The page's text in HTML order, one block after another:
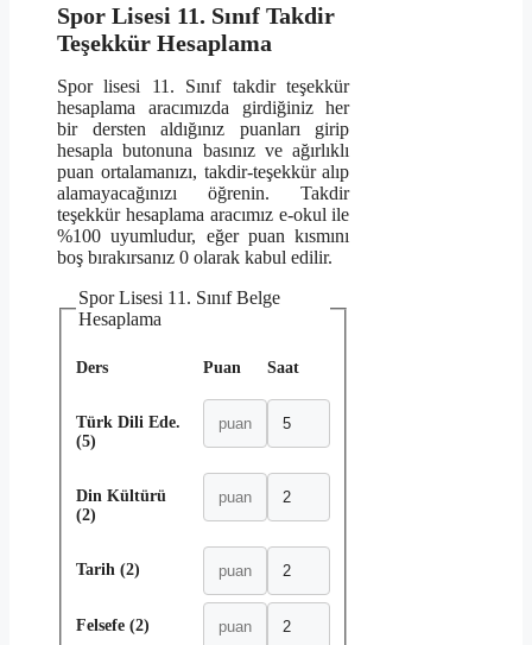
Spor Lisesi 11. Sınıf Takdir
Teşekkür Hesaplama
Spor lisesi 11. Sınıf takdir teşekkür
hesaplama aracımızda girdiğiniz her
bir dersten aldığınız puanları girip
hesapla butonuna basınız ve ağırlıklı
puan ortalamanızı, takdir-teşekkür alıp
alamayacağınızı öğrenin. Takdir
teşekkür hesaplama aracımız e-okul ile
%100 uyumludur, eğer puan kısmını
boş bırakırsanız 0 olarak kabul edilir.
Spor Lisesi 11. Sınıf Belge
Hesaplama
Ders Puan Saat
Türk Dili Ede.
(5)
Din Kültürü
(2)
Tarih (2)
Felsefe (2)